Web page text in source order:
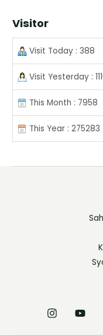
Visitor
Visit Today : 388
Visit Yesterday :
This Month : 7958
This Year : 275283